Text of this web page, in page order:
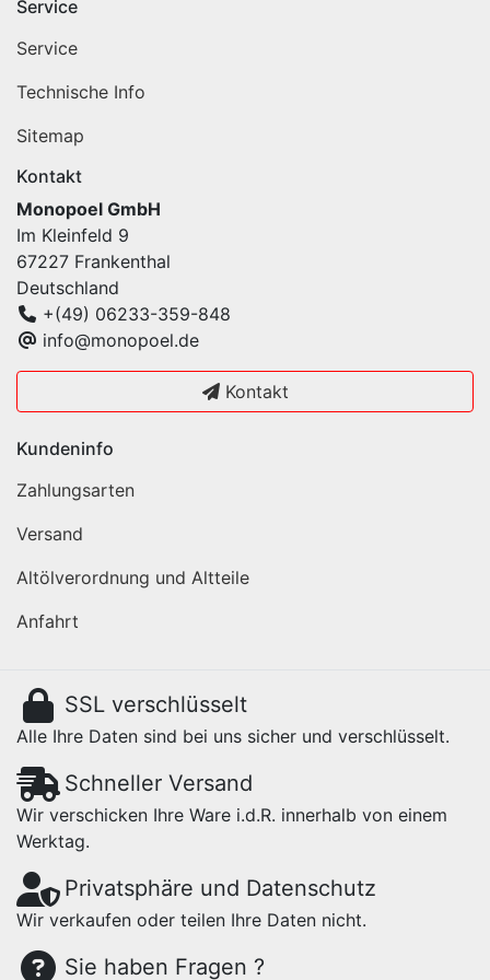
Service
Service
Technische Info
Sitemap
Kontakt
Monopoel GmbH
Im Kleinfeld 9
67227 Frankenthal
Deutschland
+(49) 06233-359-848
info@monopoel.de
Kontakt
Kundeninfo
Zahlungsarten
Versand
Altölverordnung und Altteile
Anfahrt
SSL verschlüsselt
Alle Ihre Daten sind bei uns sicher und verschlüsselt.
Schneller Versand
Wir verschicken Ihre Ware i.d.R. innerhalb von einem
Werktag.
Privatsphäre und Datenschutz
Wir verkaufen oder teilen Ihre Daten nicht.
Sie haben Fragen ?